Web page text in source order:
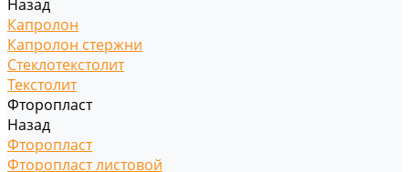
Назад
Капролон
Капролон стержни
Стеклотекстолит
Текстолит
Фторопласт
Назад
Фторопласт
Фторопласт листовой